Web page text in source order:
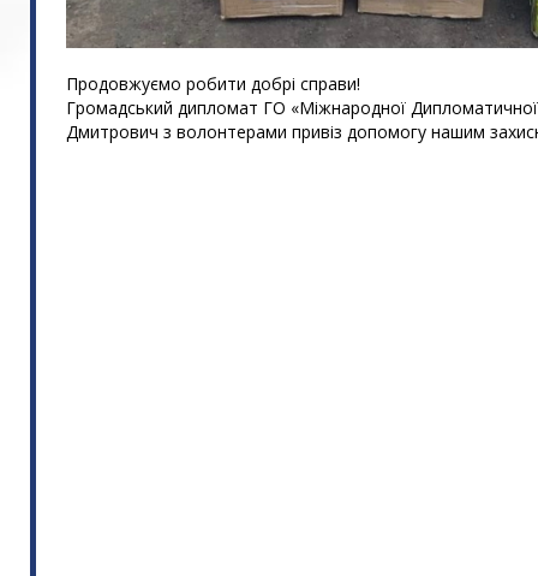
Продовжуємо робити добрі справи!
Громадський дипломат ГО «Міжнародної Дипломатичної
Дмитрович з волонтерами привіз допомогу нашим